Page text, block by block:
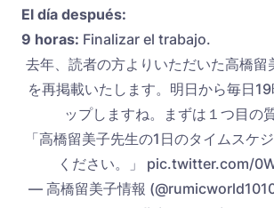
El día después:
9 horas: Finalizar el trabajo.
去年、読者の方よりいただいた高橋留
を再掲載いたします。明日から毎日
ップしますね。まずは１つ目の
「高橋留美子先生の1日のタイムスケ
ください。」 pic.twitter.com/
— 高橋留美子情報